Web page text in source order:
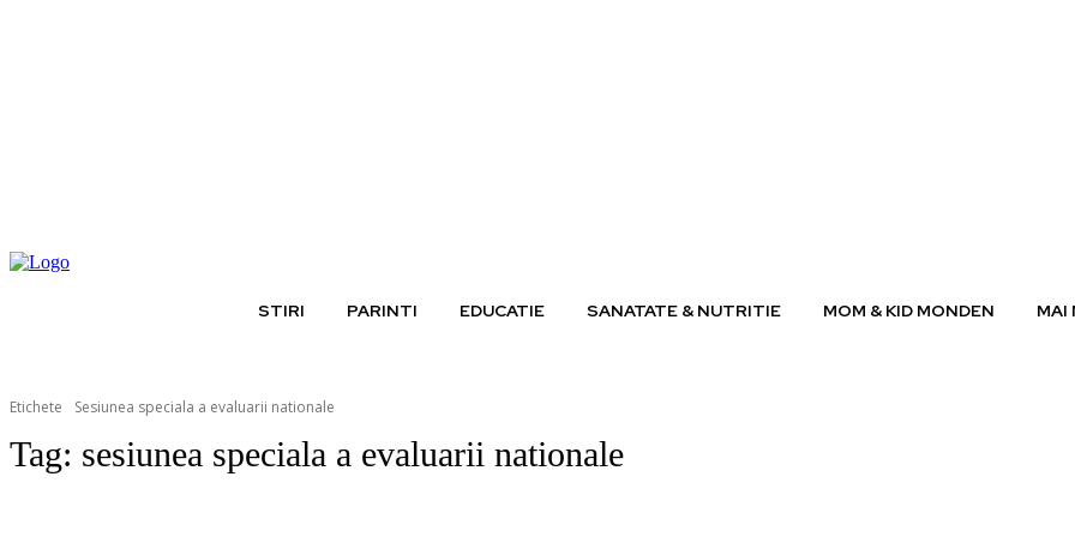
STIRI PARINTI EDUCATIE SANATATE & NUTRITIE MOM & KID MONDEN MAI
Etichete Sesiunea speciala a evaluarii nationale
Tag: sesiunea speciala a evaluarii nationale